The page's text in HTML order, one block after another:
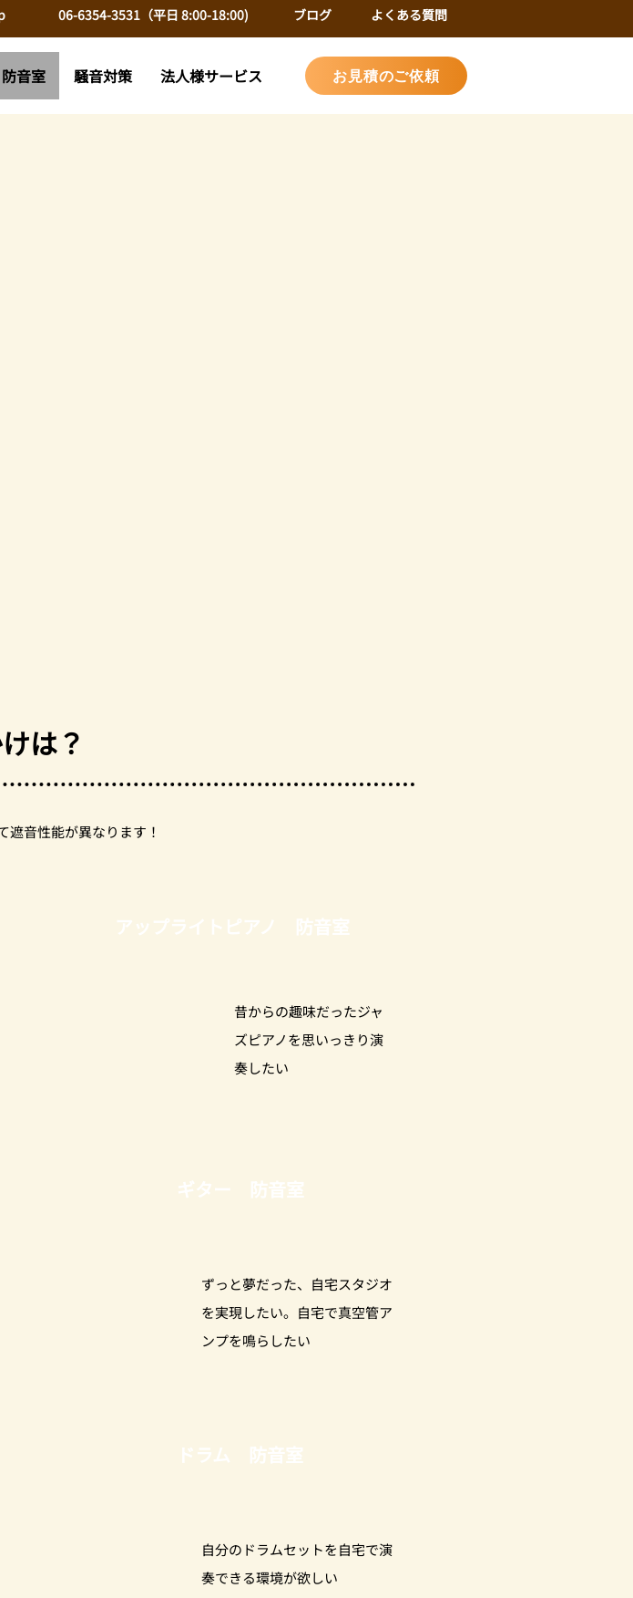
06-6354-3531（平日 8:00-18:00) ブログ よくある質問
防音室 騒音対策 法人様サービス お見積のご依頼
は？
アップライトピアノ 防音室
遮音性能が異なります！
昔からの趣味だったジャ
ズピアノを思いっきり演
奏したい
ギター 防音室
ずっと夢だった、自宅スタジオ
を実現したい。自宅で真空管ア
ンプを鳴らしたい
ドラム 防音室
自分のドラムセットを自宅で演
奏できる環境が欲しい